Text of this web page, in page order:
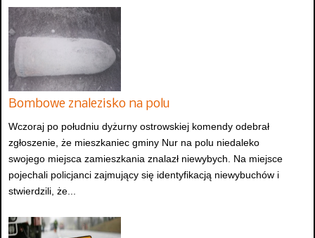
Bombowe znalezisko na polu
Wczoraj po południu dyżurny ostrowskiej komendy odebrał
zgłoszenie, że mieszkaniec gminy Nur na polu niedaleko
swojego miejsca zamieszkania znalazł niewybych. Na miejsce
pojechali policjanci zajmujący się identyfikacją niewybuchów i
stwierdzili, że...